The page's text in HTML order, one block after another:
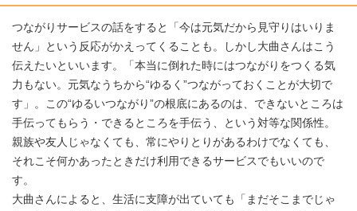
つながりサービスの話をすると「今は元気だから見守りはいりま
せん」という反応がかえってくることも。しかし大曲さんはこう
伝えたいといいます。「本当に倒れた時にはつながりをつくる気
力もない。元気なうちから“ゆるく”つながっておくことが大切で
す」。この“ゆるいつながり”の根底にあるのは、できないところは
手伝ってもらう・できるところを手伝う、という対等な関係性。
親族や友人じゃなくても、常にやりとりがあるわけでなくても、
それこそ何かあったときだけ利用できるサービスでもいいので
す。
大曲さんによると、生活に支障が出ていても「まだそこまでじゃ